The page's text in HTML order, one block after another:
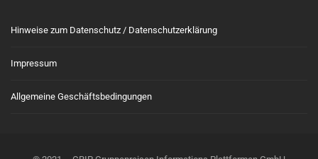
Hinweise zum Datenschutz / Datenschutzerklärung
Impressum
Allgemeine Geschäftsbedingungen